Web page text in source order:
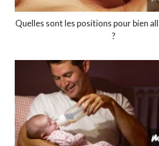
Quelles sont les positions pour bien
?